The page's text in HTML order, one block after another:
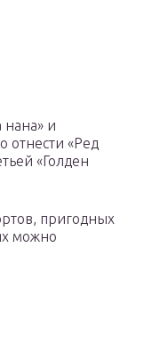
нана» и
отнести «Ред
«Голден
пригодных
можно